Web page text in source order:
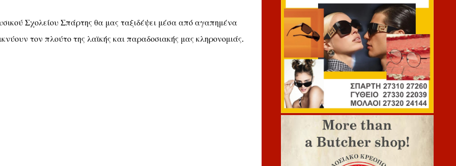
Σχολείου Σπάρτης θα μας ταξιδέψει μέσα από αγαπημένα
τον πλούτο της λαϊκής και παραδοσιακής μας κληρονομιάς.